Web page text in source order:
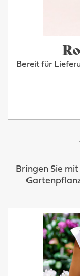
Bereit für
Bringen Sie